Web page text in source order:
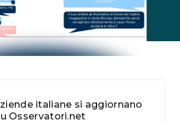
italiane si aggiornano
Osservatori.net